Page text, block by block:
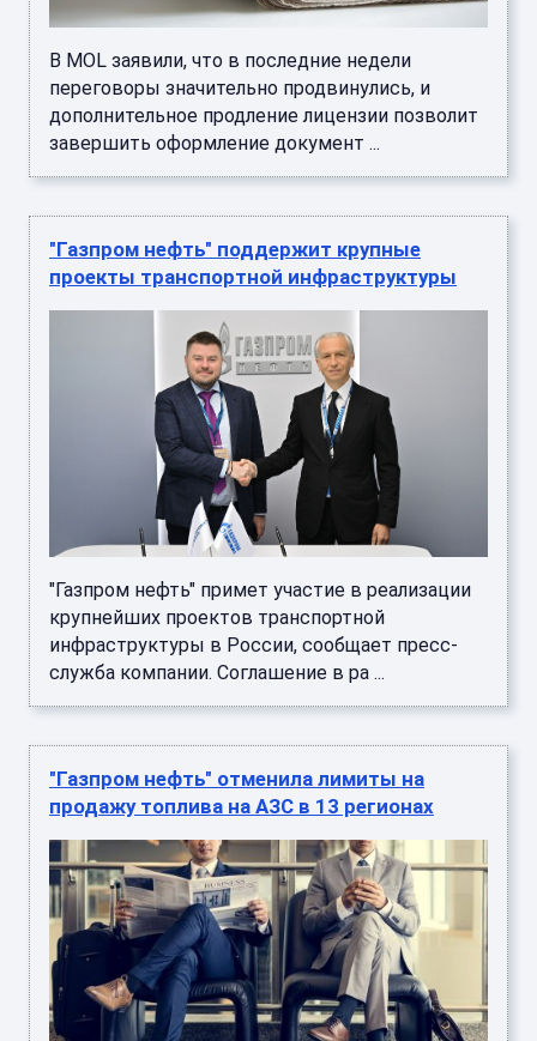
В MOL заявили, что в последние недели
переговоры значительно продвинулись, и
дополнительное продление лицензии позволит
завершить оформление документ ...
"Газпром нефть" поддержит крупные
проекты транспортной инфраструктуры
"Газпром нефть" примет участие в реализации
крупнейших проектов транспортной
инфраструктуры в России, сообщает пресс-
служба компании. Соглашение в ра ...
"Газпром нефть" отменила лимиты на
продажу топлива на АЗС в 13 регионах